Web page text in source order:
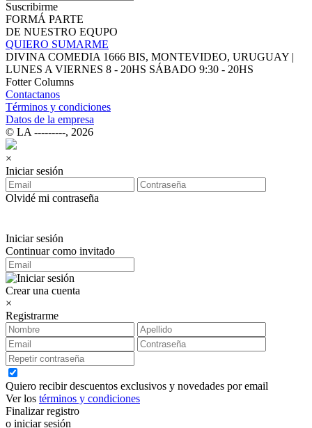
Suscribirme
FORMÁ PARTE
DE NUESTRO EQUPO
QUIERO SUMARME
DIVINA COMEDIA 1666 BIS, MONTEVIDEO, URUGUAY |
LUNES A VIERNES 8 - 20HS SÁBADO 9:30 - 20HS
Fotter Columns
Contactanos
Términos y condiciones
Datos de la empresa
© LA ‑‑‑‑‑‑‑‑‑, 2026
×
Iniciar sesión
Olvidé mi contraseña
Iniciar sesión
Continuar como invitado
Crear una cuenta
×
Registrarme
Quiero recibir descuentos exclusivos y novedades por email
Ver los términos y condiciones
Finalizar registro
o iniciar sesión